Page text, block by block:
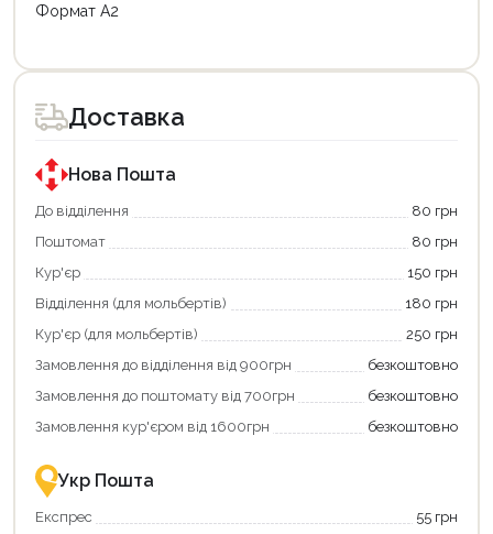
Формат А2
Доставка
Нова Пошта
До відділення
80 грн
Поштомат
80 грн
Кур'єр
150 грн
Відділення (для мольбертів)
180 грн
Кур'єр (для мольбертів)
250 грн
Замовлення до відділення від 900грн
безкоштовно
Замовлення до поштомату від 700грн
безкоштовно
Замовлення кур'єром від 1600грн
безкоштовно
Укр Пошта
Експрес
55 грн